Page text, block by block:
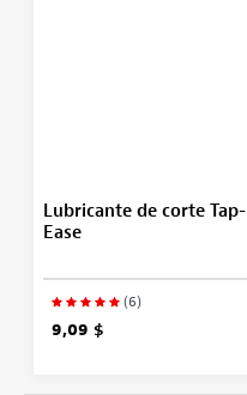
Lubricante de corte Tap-
Ease
(6)
9,09 $